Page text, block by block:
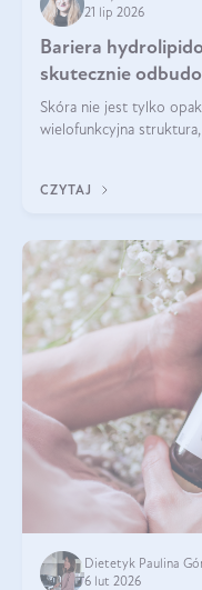
21 lip 2026
Bariera
skutecznie
Skóra nie jest tylko
wielofunkcyjna
bariera hydrolipidowa.
CZYTAJ
Dietetyk Paulina
6 lut 2026